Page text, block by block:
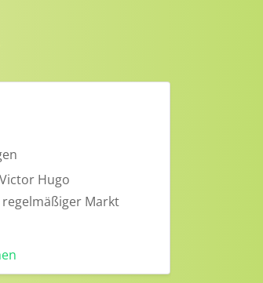
Hugo
regelmäßiger Markt